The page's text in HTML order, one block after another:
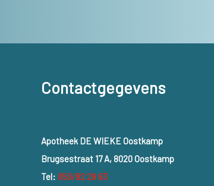
Contactgegevens
Apotheek DE WIEKE Oostkamp
Brugsestraat 17 A, 8020 Oostkamp
Tel: 050/82 28 83